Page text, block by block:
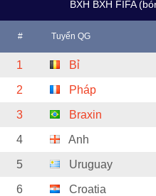
BXH BXH FIFA
# Tuyển QG
1 Bỉ
2 Pháp
3 Braxin
4 Anh
5 Uruguay
6 Croatia